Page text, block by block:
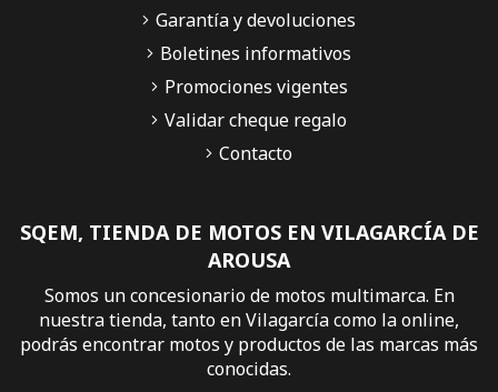
SQEM, TIENDA DE MOTOS EN VILAGARCÍA DE
AROUSA
Somos un concesionario de motos multimarca. En
nuestra tienda, tanto en Vilagarcía como la online,
podrás encontrar motos y productos de las marcas más
conocidas.
Garantía y devoluciones
Boletines informativos
Promociones vigentes
Validar cheque regalo
Contacto